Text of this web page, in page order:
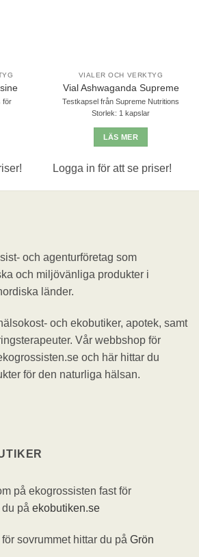
för
VIALER OCH VERKTYG
Vial Ashwaganda Supreme
Testkapsel från Supreme Nutritions
Storlek: 1 kapslar
LÄS MER
Logga in för att se priser!
och agenturföretag som
och miljövänliga produkter i
länder.
och ekobutiker, apotek, samt
Vår webbshop för
och här hittar du
för den naturliga hälsan.
på ekogrossisten fast för
på ekobutiken.se
sovrummet hittar du på Grön